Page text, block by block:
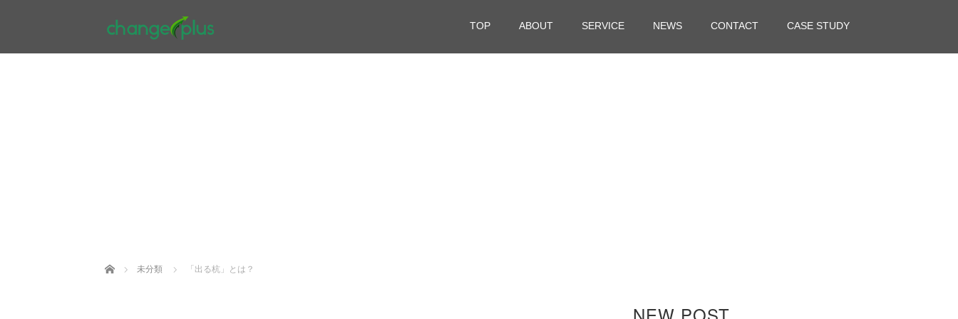
TOP ABOUT SERVICE NEWS CONTACT CASE STUDY
Home 未分類 「出る杭」とは？